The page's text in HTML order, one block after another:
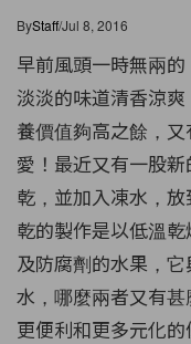
ByStaff/Jul 8, 2016
早前風頭一時無兩
淡淡的味道清香涼
養價值夠高之餘，
愛！最近又有一股
乾，並加入凍水，
乾的製作是以低溫
及防腐劑的水果，
水，哪麼兩者又有
更便利和更多元化